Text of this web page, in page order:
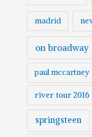
madrid
on broadway
paul mccartney
river tour 2016
springsteen